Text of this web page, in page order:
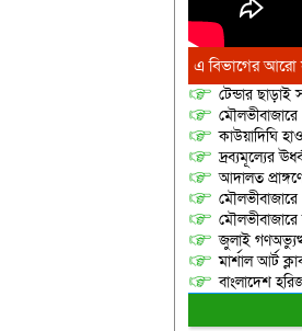
এ বিভাগের আরো
টেন্ডার ছাড়াই
কাউয়াদিঘি
দ্রব্যমূল্যের
আদালত
জুলাই
মার্শাল আর্ট
বাংলাদেশ